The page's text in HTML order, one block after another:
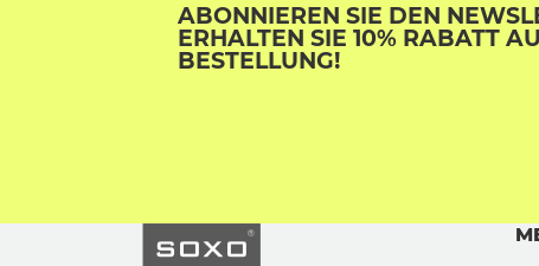
ABONNIEREN SIE DEN
ERHALTEN SIE 10% RABATT
BESTELLUNG!